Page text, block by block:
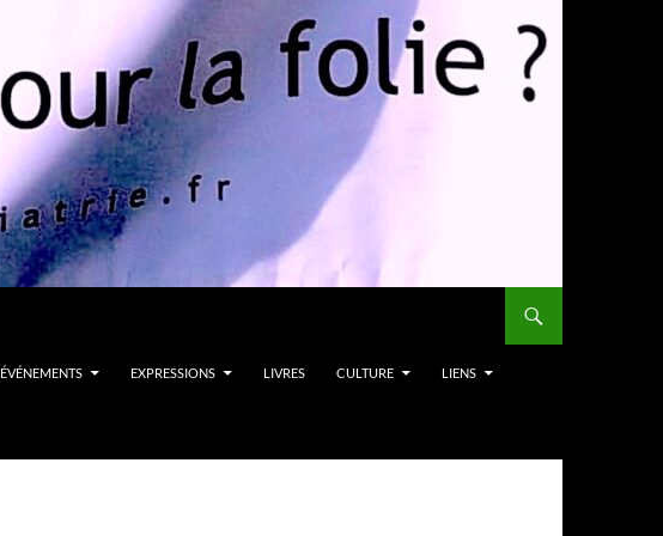
ÉVÉNEMENTS EXPRESSIONS LIVRES CULTURE LIENS